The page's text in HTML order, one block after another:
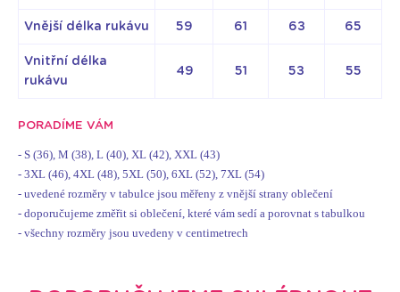
Vnější délka rukávu 59 61 63 65
Vnitřní délka
rukávu
49 51 53 55
PORADÍME VÁM
- S (36), M (38), L (40), XL (42), XXL (43)
- 3XL (46), 4XL (48), 5XL (50), 6XL (52), 7XL (54)
- uvedené rozměry v tabulce jsou měřeny z vnější strany oblečení
- doporučujeme změřit si oblečení, které vám sedí a porovnat s tabulkou
- všechny rozměry jsou uvedeny v centimetrech